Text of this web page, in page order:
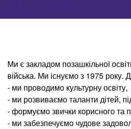
Ми є закладом позашкільної
війська. Ми існуємо з 1975
- ми проводимо культурну освіту,
- ми розвиваємо таланти дітей,
-формуємо звички корисного та
- ми забезпечуємо чудове